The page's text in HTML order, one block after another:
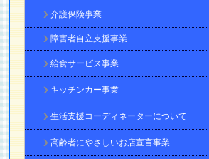
介護保険事業
障害者自立支援事業
給食サービス事業
キッチンカー事業
生活支援コーディネーターについて
高齢者にやさしいお店宣言事業